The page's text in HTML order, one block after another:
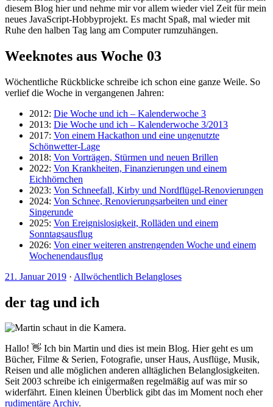
diesem Blog hier und nehme mir vor allem wieder viel Zeit für mein
neues JavaScript-Hobbyprojekt. Es macht Spaß, mal wieder mit
Ruhe den halben Tag lang am Computer rumzuhängen.
Weeknotes aus Woche 03
Wöchentliche Rückblicke schreibe ich schon eine ganze Weile. So
verlief die Woche in vergangenen Jahren:
2012: Die Woche und ich – Kalenderwoche 3
2013: Die Woche und ich – Kalenderwoche 3/2013
2017: Von einem Hackathon und eine ungenutzte
Schönwetter-Lage
2018: Von Vorträgen, Stürmen und neuen Brillen
2022: Von Krankheiten, Finanzierungen und einem
Eichhörnchen
2023: Von Schneefall, Kirby und Nordflügel-Renovierungen
2024: Von Schnee, Renovierungsarbeiten und einer
Singerunde
2025: Von Ereignislosigkeit, Rolläden und einem
Sonntagsausflug
2026: Von einer weiteren anstrengenden Woche und einem
Wochenendausflug
21. Januar 2019 · Allwöchentlich Belangloses
der tag und ich
Hallo! 👋 Ich bin Martin und dies ist mein Blog. Hier geht es um
Bücher, Filme & Serien, Fotografie, unser Haus, Ausflüge, Musik,
Reisen und alle möglichen anderen alltäglichen Belanglosigkeiten.
Seit 2003 schreibe ich einigermaßen regelmäßig auf was mir so
widerfährt. Einen kleinen Überblick gibt das im Moment noch eher
rudimentäre Archiv.